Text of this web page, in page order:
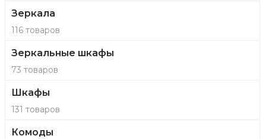
Зеркала
116 товаров
Зеркальные шкафы
73 товаров
Шкафы
131 товаров
Комоды